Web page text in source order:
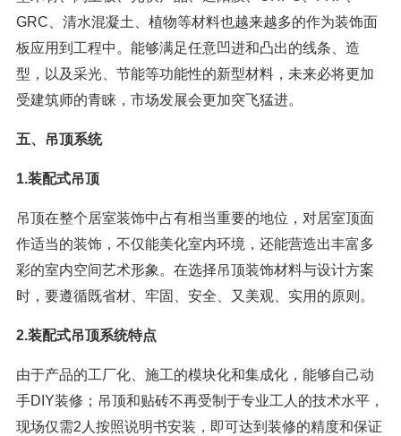
GRC、清水混凝土、植物等材料也越来越多的作为装饰面
板应用到工程中。能够满足任意凹进和凸出的线条、造
型，以及采光、节能等功能性的新型材料，未来必将更加
受建筑师的青睐，市场发展会更加突飞猛进。
五、吊顶系统
1.装配式吊顶
吊顶在整个居室装饰中占有相当重要的地位，对居室顶面
作适当的装饰，不仅能美化室内环境，还能营造出丰富多
彩的室内空间艺术形象。在选择吊顶装饰材料与设计方案
时，要遵循既省材、牢固、安全、又美观、实用的原则。
2.装配式吊顶系统特点
由于产品的工厂化、施工的模块化和集成化，能够自己动
手DIY装修；吊顶和贴砖不再受制于专业工人的技术水平，
现场仅需2人按照说明书安装，即可达到装修的精度和保证